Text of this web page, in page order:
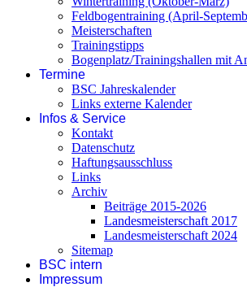
Feldbogentraining (April-
Meisterschaften
Trainingstipps
Bogenplatz/Trainingshallen mit
Termine
BSC Jahreskalender
Links externe Kalender
Infos & Service
Kontakt
Datenschutz
Haftungsausschluss
Links
Archiv
Beiträge 2015-2026
Landesmeisterschaft 2017
Landesmeisterschaft 2024
Sitemap
BSC intern
Impressum